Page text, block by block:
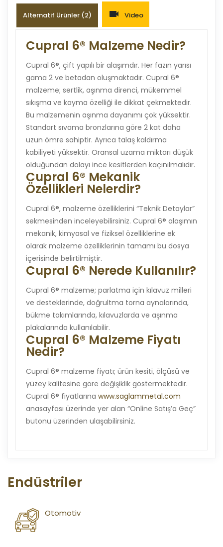
Alternatif Ürünler (2) Video
Cupral 6® Malzeme Nedir?
Cupral 6®, çift yapılı bir alaşımdır. Her fazın yarısı
gama 2 ve betadan oluşmaktadır. Cupral 6®
malzeme; sertlik, aşınma direnci, mükemmel
sıkışma ve kayma özelliği ile dikkat çekmektedir.
Bu malzemenin aşınma dayanımı çok yüksektir.
Standart sıvama bronzlarına göre 2 kat daha
uzun ömre sahiptir. Ayrıca talaş kaldırma
kabiliyeti yüksektir. Oransal uzama miktarı düşük
olduğundan dolayı ince kesitlerden kaçınılmalıdır.
Cupral 6® Mekanik
Özellikleri Nelerdir?
Cupral 6®, malzeme özelliklerini “Teknik Detaylar”
sekmesinden inceleyebilirsiniz. Cupral 6® alaşımın
mekanik, kimyasal ve fiziksel özelliklerine ek
olarak malzeme özelliklerinin tamamı bu dosya
içerisinde belirtilmiştir.
Cupral 6® Nerede Kullanılır?
Cupral 6® malzeme; parlatma için kılavuz milleri
ve desteklerinde, doğrultma torna aynalarında,
bükme takımlarında, kılavuzlarda ve aşınma
plakalarında kullanılabilir.
Cupral 6® Malzeme Fiyatı
Nedir?
Cupral 6® malzeme fiyatı; ürün kesiti, ölçüsü ve
yüzey kalitesine göre değişiklik göstermektedir.
Cupral 6® fiyatlarına www.saglammetal.com
anasayfası üzerinde yer alan “Online Satış’a Geç”
butonu üzerinden ulaşabilirsiniz.
Endüstriler
Otomotiv